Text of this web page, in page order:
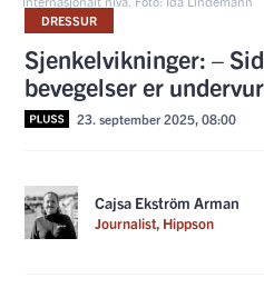
DRESSUR
Sjenkelvikninger: –
bevegelser er
23. september 2025, 08:00
Cajsa Ekström Arman
Journalist, Hippson